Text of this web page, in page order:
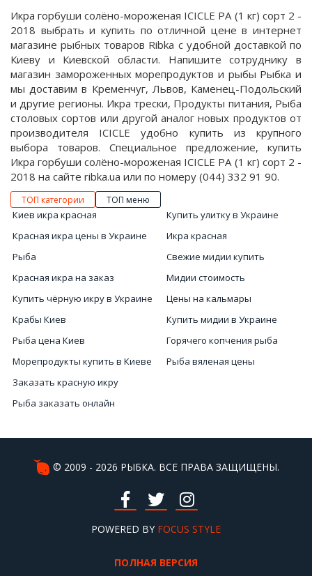
Икра горбуши солёно-мороженая ICICLE PA (1 кг) сорт 2 -
2018 выбрать и купить по отличной цене в интернет
магазине рыбных товаров Ribka с удобной доставкой по
Киеву и Киевской области. Напишите сотруднику в
магазин замороженных морепродуктов и рыбы Рыбка и
мы доставим в Кременчуг, Львов, Каменец-Подольский
и другие регионы. Икра трески, Продукты питания, Рыба
столовых сортов или другой аналог новых продуктов от
производителя ICICLE удобно купить из крупного
выбора товаров. Специальное предложение, купить
Икра горбуши солёно-мороженая ICICLE PA (1 кг) сорт 2 -
2018 на сайте ribka.ua или по номеру (044) 332 91 90.
ТОП категории ТОП меню
Киев икра красная
Красная икра цены в Украине
Рыба
Красная икра на заказ
Купить чёрную икру в Украине
Крабы Киев
Рыба цена Киев
Морепродукты купить в Киеве
Купить улитку в Украине
Икра красная
Свежие мидии купить
Мидии стоимость
Цены на кальмары
Купить мидии в Украине
Горячего копчения рыба
Рыба вяленая цены
Заказать красную икру
Рыба заказать онлайн
Икра вяленая Киев
Морской еж купить Киев
Купить икру в магазине
© 2009 - 2026 РЫБКА. ВСЕ ПРАВА ЗАЩИЩЕНЫ.
POWERED BY FOCUS STYLE
ПОЛНАЯ ВЕРСИЯ